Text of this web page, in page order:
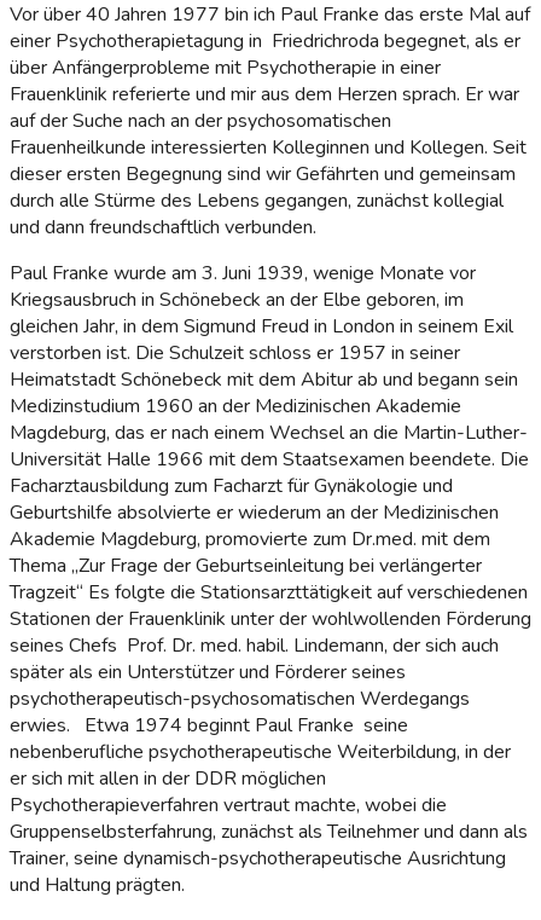
Vor über 40 Jahren 1977 bin ich Paul Franke das erste Mal auf
einer Psychotherapietagung in Friedrichroda begegnet, als er
über Anfängerprobleme mit Psychotherapie in einer
Frauenklinik referierte und mir aus dem Herzen sprach. Er war
auf der Suche nach an der psychosomatischen
Frauenheilkunde interessierten Kolleginnen und Kollegen. Seit
dieser ersten Begegnung sind wir Gefährten und gemeinsam
durch alle Stürme des Lebens gegangen, zunächst kollegial
und dann freundschaftlich verbunden.
Paul Franke wurde am 3. Juni 1939, wenige Monate vor
Kriegsausbruch in Schönebeck an der Elbe geboren, im
gleichen Jahr, in dem Sigmund Freud in London in seinem Exil
verstorben ist. Die Schulzeit schloss er 1957 in seiner
Heimatstadt Schönebeck mit dem Abitur ab und begann sein
Medizinstudium 1960 an der Medizinischen Akademie
Magdeburg, das er nach einem Wechsel an die Martin-Luther-
Universität Halle 1966 mit dem Staatsexamen beendete. Die
Facharztausbildung zum Facharzt für Gynäkologie und
Geburtshilfe absolvierte er wiederum an der Medizinischen
Akademie Magdeburg, promovierte zum Dr.med. mit dem
Thema „Zur Frage der Geburtseinleitung bei verlängerter
Tragzeit“ Es folgte die Stationsarzttätigkeit auf verschiedenen
Stationen der Frauenklinik unter der wohlwollenden Förderung
seines Chefs Prof. Dr. med. habil. Lindemann, der sich auch
später als ein Unterstützer und Förderer seines
psychotherapeutisch-psychosomatischen Werdegangs
erwies. Etwa 1974 beginnt Paul Franke seine
nebenberufliche psychotherapeutische Weiterbildung, in der
er sich mit allen in der DDR möglichen
Psychotherapieverfahren vertraut machte, wobei die
Gruppenselbsterfahrung, zunächst als Teilnehmer und dann als
Trainer, seine dynamisch-psychotherapeutische Ausrichtung
und Haltung prägten.